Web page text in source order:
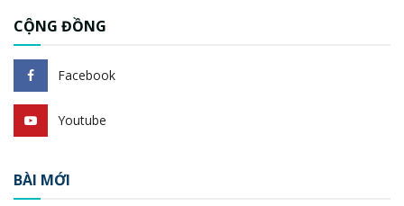
CỘNG ĐỒNG
Facebook
Youtube
BÀI MỚI